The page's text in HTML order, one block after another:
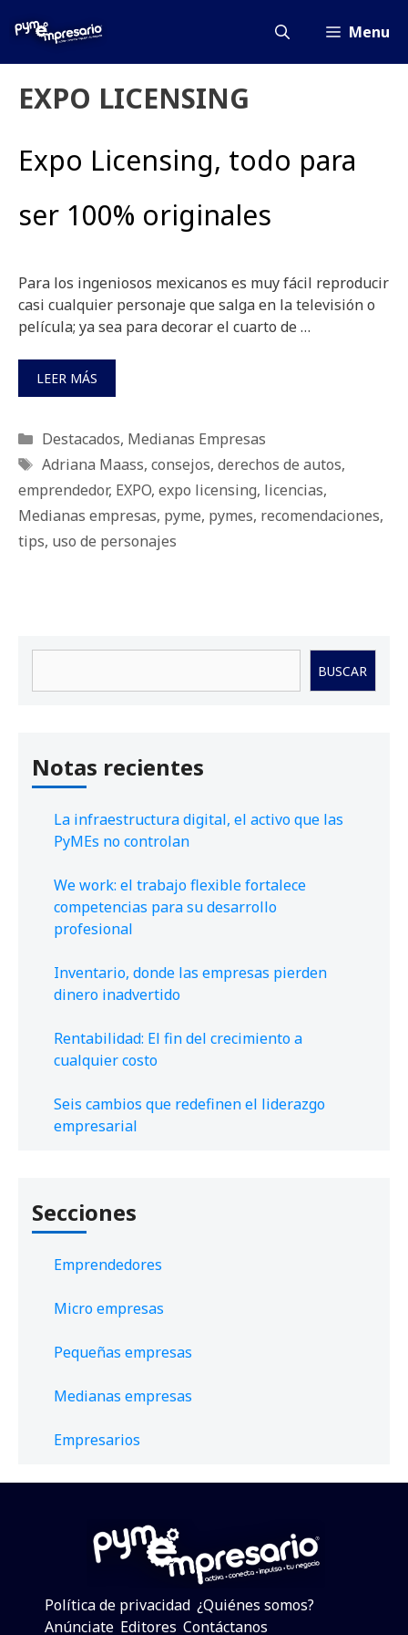
Menu
EXPO LICENSING
Expo Licensing, todo para
ser 100% originales
Para los ingeniosos mexicanos es muy fácil reproducir
casi cualquier personaje que salga en la televisión o
película; ya sea para decorar el cuarto de …
LEER MÁS
Categorías
Destacados, Medianas Empresas
Etiquetas
Adriana Maass, consejos, derechos de autos,
emprendedor, EXPO, expo licensing, licencias,
Medianas empresas, pyme, pymes, recomendaciones,
tips, uso de personajes
BUSCAR
Notas recientes
La infraestructura digital, el activo que las
PyMEs no controlan
We work: el trabajo flexible fortalece
competencias para su desarrollo
profesional
Inventario, donde las empresas pierden
dinero inadvertido
Rentabilidad: El fin del crecimiento a
cualquier costo
Seis cambios que redefinen el liderazgo
empresarial
Secciones
Emprendedores
Micro empresas
Pequeñas empresas
Medianas empresas
Empresarios
Política de privacidad ¿Quiénes somos?
Anúnciate Editores Contáctanos